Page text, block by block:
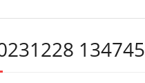
134745